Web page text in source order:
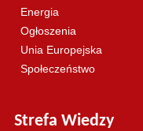
Energia
Ogłoszenia
Unia Europejska
Społeczeństwo
Strefa Wiedzy